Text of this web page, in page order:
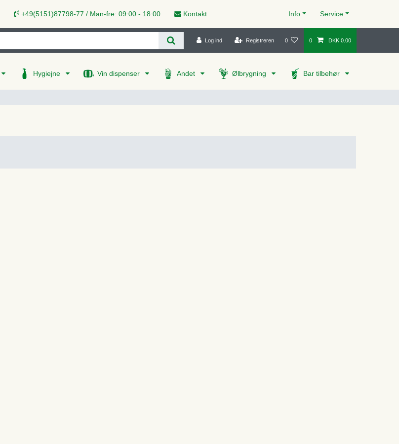
+49(5151)87798-77 / Man-fre: 09:00 - 18:00 Kontakt Info Service
Log ind Registreren 0 0 DKK 0.00
Hygiejne Vin dispenser Andet Ølbrygning Bar tilbehør